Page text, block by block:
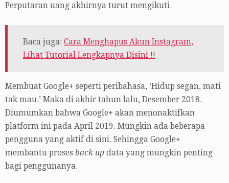
Perputaran uang akhirnya turut mengikuti.
Baca juga: Cara Menghapus Akun Instagram,
Lihat Tutorial Lengkapnya Disini !!
Membuat Google+ seperti peribahasa, ‘Hidup segan, mati
tak mau.’ Maka di akhir tahun lalu, Desember 2018.
Diumumkan bahwa Google+ akan menonaktifkan
platform ini pada April 2019. Mungkin ada beberapa
pengguna yang aktif di sini. Sehingga Google+
membantu proses back up data yang mungkin penting
bagi penggunanya.